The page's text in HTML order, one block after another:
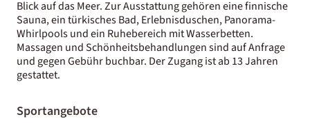
Blick auf das Meer. Zur Ausstattung gehören eine finnische
Sauna, ein türkisches Bad, Erlebnisduschen, Panorama-
Whirlpools und ein Ruhebereich mit Wasserbetten.
Massagen und Schönheitsbehandlungen sind auf Anfrage
und gegen Gebühr buchbar. Der Zugang ist ab 13 Jahren
gestattet.
Sportangebote